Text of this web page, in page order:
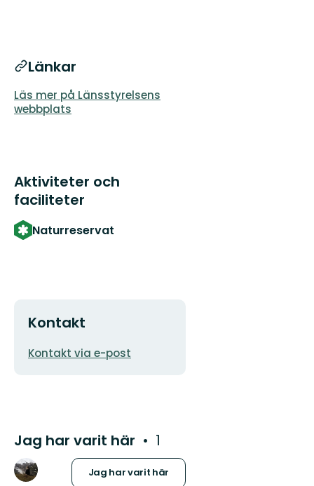
Länkar
Läs mer på Länsstyrelsens
webbplats
Aktiviteter och
faciliteter
Naturreservat
Kontakt
E-
Kontakt via e-post
Jag har varit här 1
Jag har varit här